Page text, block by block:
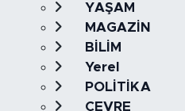
YAŞAM
MAGAZİN
BİLİM
Yerel
POLİTİKA
ÇEVRE